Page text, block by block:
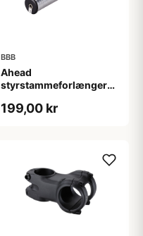
BBB
Ahead
styrstammeforlænger
199,00 kr